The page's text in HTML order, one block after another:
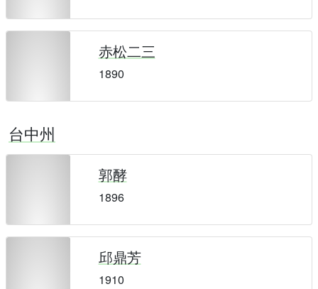
赤松二三
1890
台中州
郭酵
1896
邱鼎芳
1910